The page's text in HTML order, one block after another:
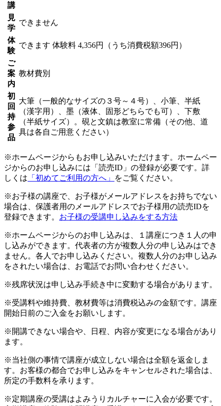
講
見
学
できません
体
験
できます 体験料 4,356円（うち消費税額396円）
ご
案
内
教材費別
初
回
持
参
品
大筆（一般的なサイズの３号～４号）、小筆、半紙
（漢字用）、墨（液体、固形どちらでも可）、下敷
（半紙サイズ）。硯と文鎮は教室に常備（その他、道
具は各自ご用意ください）
※ホームページからもお申し込みいただけます。ホームペー
ジからのお申し込みには「読売ID」の登録が必要です。詳
しくは 「初めてご利用の方へ」 をご覧ください。
※お子様の講座で、お子様がメールアドレスをお持ちでない
場合は、保護者用のメールアドレスでお子様用の読売IDを
登録できます。 お子様の受講申し込みをする方法
※ホームページからのお申し込みは、１講座につき１人の申
し込みができます。代表者の方が複数人分の申し込みはでき
ません。各人でお申し込みください。複数人分のお申し込み
をされたい場合は、お電話でお問い合わせください。
※残席状況は申し込み手続き中に変動する場合があります。
※受講料や維持費、教材費等は消費税込みの金額です。講座
開始日前のご入金をお願いします。
※開講できない場合や、日程、内容が変更になる場合があり
ます。
※当社側の事情で講座が成立しない場合は全額を返金しま
す。お客様の都合でお申し込みをキャンセルされた場合は、
所定の手数料を承ります。
※定期講座の受講はよみうりカルチャーに入会が必要です。